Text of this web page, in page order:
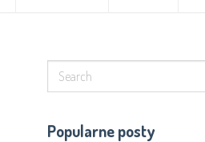
Popularne posty